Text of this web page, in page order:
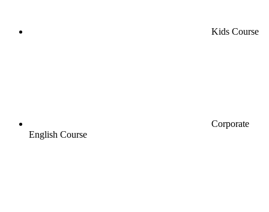
Kids Course
Corporate
English Course